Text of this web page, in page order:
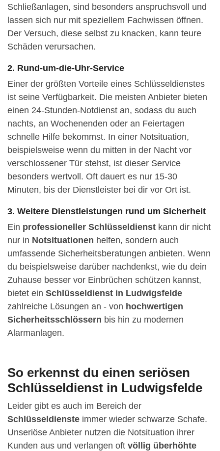
Schließanlagen, sind besonders anspruchsvoll und
lassen sich nur mit speziellem Fachwissen öffnen.
Der Versuch, diese selbst zu knacken, kann teure
Schäden verursachen.
2. Rund-um-die-Uhr-Service
Einer der größten Vorteile eines Schlüsseldienstes
ist seine Verfügbarkeit. Die meisten Anbieter bieten
einen 24-Stunden-Notdienst an, sodass du auch
nachts, an Wochenenden oder an Feiertagen
schnelle Hilfe bekommst. In einer Notsituation,
beispielsweise wenn du mitten in der Nacht vor
verschlossener Tür stehst, ist dieser Service
besonders wertvoll. Oft dauert es nur 15-30
Minuten, bis der Dienstleister bei dir vor Ort ist.
3. Weitere Dienstleistungen rund um Sicherheit
Ein professioneller Schlüsseldienst kann dir nicht
nur in Notsituationen helfen, sondern auch
umfassende Sicherheitsberatungen anbieten. Wenn
du beispielsweise darüber nachdenkst, wie du dein
Zuhause besser vor Einbrüchen schützen kannst,
bietet ein Schlüsseldienst in Ludwigsfelde
zahlreiche Lösungen an - von hochwertigen
Sicherheitsschlössern bis hin zu modernen
Alarmanlagen.
So erkennst du einen seriösen
Schlüsseldienst in Ludwigsfelde
Leider gibt es auch im Bereich der
Schlüsseldienste immer wieder schwarze Schafe.
Unseriöse Anbieter nutzen die Notsituation ihrer
Kunden aus und verlangen oft völlig überhöhte